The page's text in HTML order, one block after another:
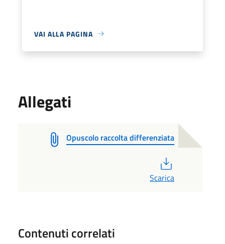
VAI ALLA PAGINA
Allegati
Opuscolo raccolta differenziata
Scarica
Contenuti correlati